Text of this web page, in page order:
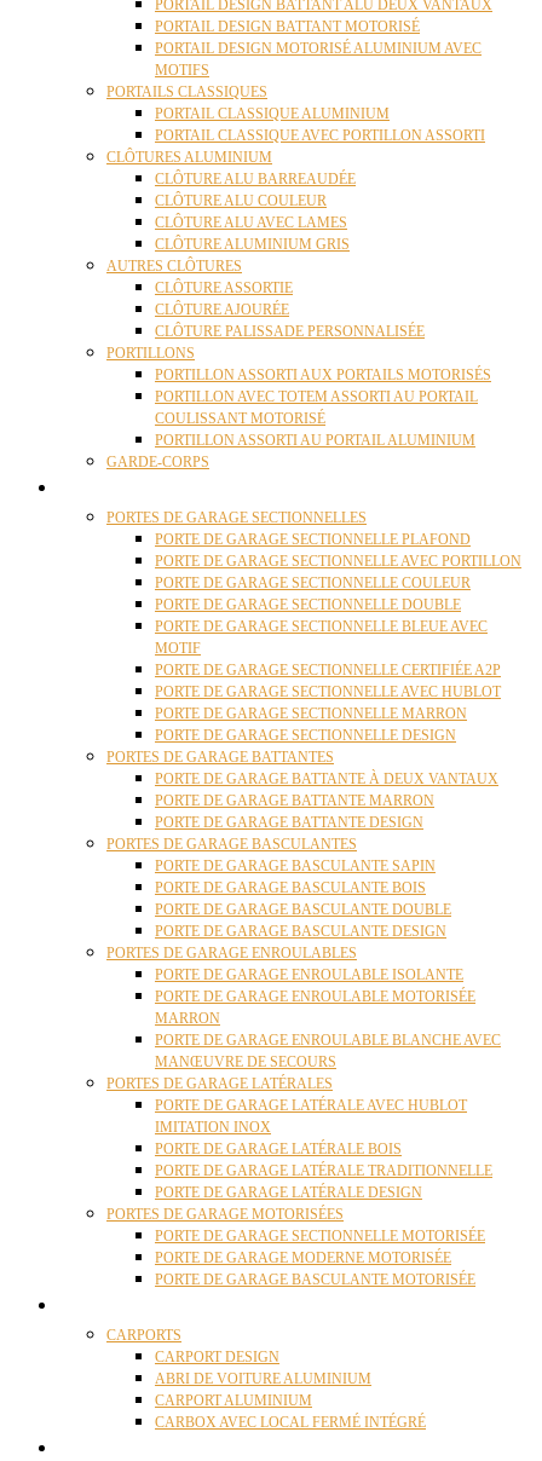
PORTAIL DESIGN BATTANT ALU DEUX VANTAUX
PORTAIL DESIGN BATTANT MOTORISÉ
PORTAIL DESIGN MOTORISÉ ALUMINIUM AVEC
MOTIFS
PORTAILS CLASSIQUES
PORTAIL CLASSIQUE ALUMINIUM
PORTAIL CLASSIQUE AVEC PORTILLON ASSORTI
CLÔTURES ALUMINIUM
CLÔTURE ALU BARREAUDÉE
CLÔTURE ALU COULEUR
CLÔTURE ALU AVEC LAMES
CLÔTURE ALUMINIUM GRIS
AUTRES CLÔTURES
CLÔTURE ASSORTIE
CLÔTURE AJOURÉE
CLÔTURE PALISSADE PERSONNALISÉE
PORTILLONS
PORTILLON ASSORTI AUX PORTAILS MOTORISÉS
PORTILLON AVEC TOTEM ASSORTI AU PORTAIL
COULISSANT MOTORISÉ
PORTILLON ASSORTI AU PORTAIL ALUMINIUM
GARDE-CORPS
PORTES DE GARAGE SECTIONNELLES
PORTE DE GARAGE SECTIONNELLE PLAFOND
PORTE DE GARAGE SECTIONNELLE AVEC PORTILLON
PORTE DE GARAGE SECTIONNELLE COULEUR
PORTE DE GARAGE SECTIONNELLE DOUBLE
PORTE DE GARAGE SECTIONNELLE BLEUE AVEC
MOTIF
PORTE DE GARAGE SECTIONNELLE CERTIFIÉE A2P
PORTE DE GARAGE SECTIONNELLE AVEC HUBLOT
PORTE DE GARAGE SECTIONNELLE MARRON
PORTE DE GARAGE SECTIONNELLE DESIGN
PORTES DE GARAGE BATTANTES
PORTE DE GARAGE BATTANTE À DEUX VANTAUX
PORTE DE GARAGE BATTANTE MARRON
PORTE DE GARAGE BATTANTE DESIGN
PORTES DE GARAGE BASCULANTES
PORTE DE GARAGE BASCULANTE SAPIN
PORTE DE GARAGE BASCULANTE BOIS
PORTE DE GARAGE BASCULANTE DOUBLE
PORTE DE GARAGE BASCULANTE DESIGN
PORTES DE GARAGE ENROULABLES
PORTE DE GARAGE ENROULABLE ISOLANTE
PORTE DE GARAGE ENROULABLE MOTORISÉE
MARRON
PORTE DE GARAGE ENROULABLE BLANCHE AVEC
MANŒUVRE DE SECOURS
PORTES DE GARAGE LATÉRALES
PORTE DE GARAGE LATÉRALE AVEC HUBLOT
IMITATION INOX
PORTE DE GARAGE LATÉRALE BOIS
PORTE DE GARAGE LATÉRALE TRADITIONNELLE
PORTE DE GARAGE LATÉRALE DESIGN
PORTES DE GARAGE MOTORISÉES
PORTE DE GARAGE SECTIONNELLE MOTORISÉE
PORTE DE GARAGE MODERNE MOTORISÉE
PORTE DE GARAGE BASCULANTE MOTORISÉE
CARPORTS
CARPORT DESIGN
ABRI DE VOITURE ALUMINIUM
CARPORT ALUMINIUM
CARBOX AVEC LOCAL FERMÉ INTÉGRÉ